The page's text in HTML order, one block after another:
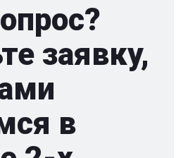
заявку,
в